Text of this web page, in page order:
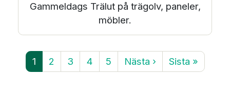
Gammeldags Trälut på trägolv, paneler,
möbler.
Paginering
Sida
1 Sida
2 Sida
3 Sida
4 Sida
5 Nästa sida
Nästa › Sista sidan
Sista »